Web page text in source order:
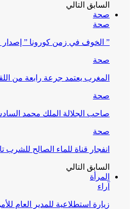
السابق التالي
صحة
صحة
” الخوف في زمن كورونا ” إصدار
صحة
المغرب يعتمد جرعة رابعة من اللقاح المضاد
صحة
صاحب الجلالة الملك محمد السادس
صحة
انفجار قناة للماء الصالح
السابق التالي
المرأة
آراء
زيارة استطلاعية للمدير العام